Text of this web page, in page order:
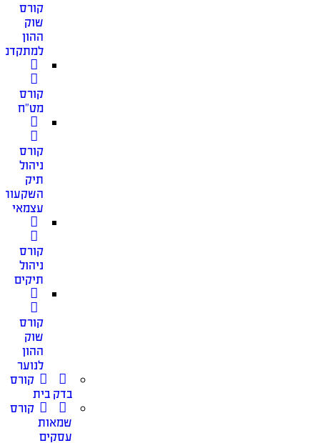
קורס
שוק
ההון
קורס
מט”ח
קורס
ניהול
תיק
השקעות
עצמאי
קורס
ניהול
תיקים
קורס
שוק
ההון
לנוער
קורס
בדק בית
קורס
שמאות
עסקים